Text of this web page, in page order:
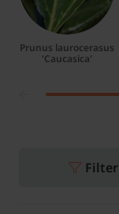
Prunus laurocerasus
'Caucasica'
Filter